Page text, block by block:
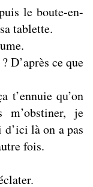
le boute-en-
tablette.
D’après ce que
t’ennuie qu’on
je
là on a pas
fois.